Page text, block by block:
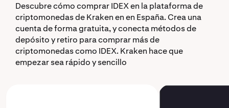
Descubre cómo comprar IDEX en la plataforma de
criptomonedas de Kraken en en España. Crea una
cuenta de forma gratuita, y conecta métodos de
depósito y retiro para comprar más de
criptomonedas como IDEX. Kraken hace que
empezar sea rápido y sencillo